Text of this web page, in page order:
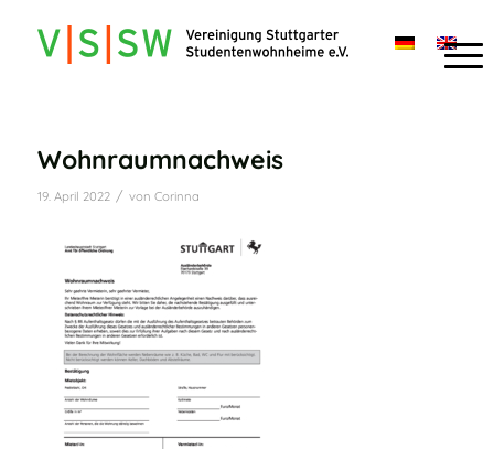
Wohnraumnachweis
19. April 2022 / von Corinna